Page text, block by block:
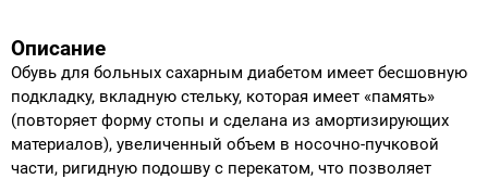
Описание
Обувь для больных сахарным диабетом имеет бесшовную
подкладку, вкладную стельку, которая имеет «память»
(повторяет форму стопы и сделана из амортизирующих
материалов), увеличенный объем в носочно-пучковой
части, ригидную подошву с перекатом, что позволяет
Индивидуальное изготовление